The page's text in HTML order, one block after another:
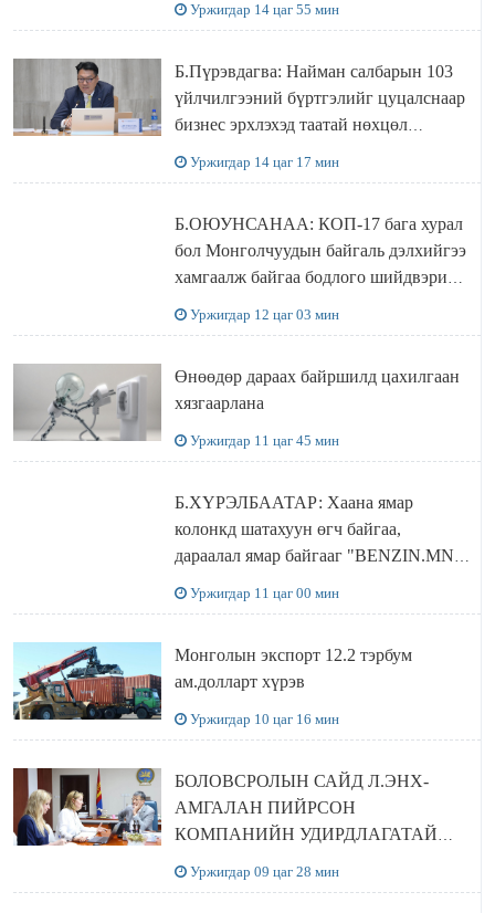
Уржигдар 14 цаг 55 мин
Б.Пүрэвдагва: Найман салбарын 103
үйлчилгээний бүртгэлийг цуцалснаар
бизнес эрхлэхэд таатай нөхцөл
Уржигдар 14 цаг 17 мин
Б.ОЮУНСАНАА: КОП-17 бага хурал
бол Монголчуудын байгаль дэлхийгээ
хамгаалж байгаа бодлого шийдвэрийг
Уржигдар 12 цаг 03 мин
Өнөөдөр дараах байршилд цахилгаан
хязгаарлана
Уржигдар 11 цаг 45 мин
Б.ХҮРЭЛБААТАР: Хаана ямар
колонкд шатахуун өгч байгаа,
дараалал ямар байгааг "BENZIN.MN”
Уржигдар 11 цаг 00 мин
Монголын экспорт 12.2 тэрбум
ам.долларт хүрэв
Уржигдар 10 цаг 16 мин
БОЛОВСРОЛЫН САЙД Л.ЭНХ-
АМГАЛАН ПИЙРСОН
КОМПАНИЙН УДИРДЛАГАТАЙ
Уржигдар 09 цаг 28 мин